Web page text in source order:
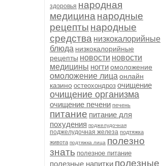
здоровья народная
медицина народные
рецепты народные
средства низкокалорийные
блюда низкокалорийные
рецепты новости новости
медицины ногтиомоложение
омоложение лица онлайн
казино остеохондроз очищение
очищение организма
очищение печени печень
питание питание для
похудения поджелудочная
поджелудочная железа подтяжка
живота подтяжка лица полезно
знать полезное питание
полезные напитки полезные